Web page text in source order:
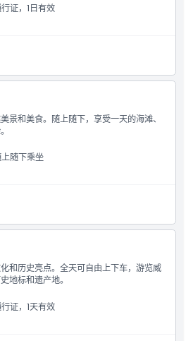
证，1日有效
景和美食。随上随下，享受一天的海滩、
随下乘坐
和历史亮点。全天可自由上下车，游览威
地标和遗产地。
证，1天有效